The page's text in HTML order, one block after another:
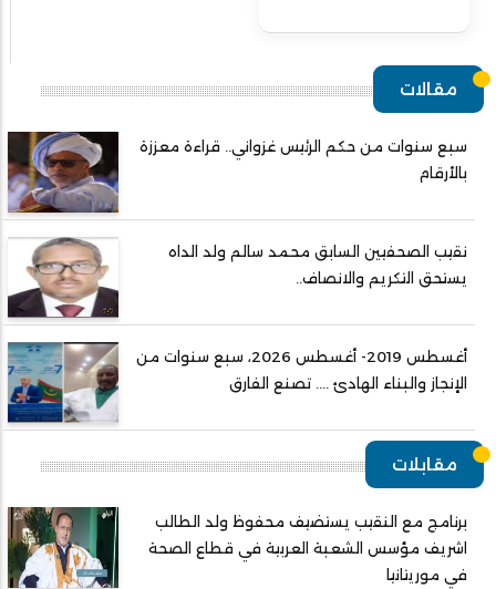
مقالات
سبع سنوات من حكم الرئيس غزواني.. قراءة معززة
بالأرقام
نقيب الصحفيين السابق محمد سالم ولد الداه
يستحق التكريم والانصاف..
أغسطس 2019- أغسطس 2026، سبع سنوات من
الإنجاز والبناء الهادئ .... تصنع الفارق
مقابلات
برنامج مع النقيب يستضيف محفوظ ولد الطالب
اشريف مؤسس الشعبة العربية في قطاع الصحة
في موريتانيا